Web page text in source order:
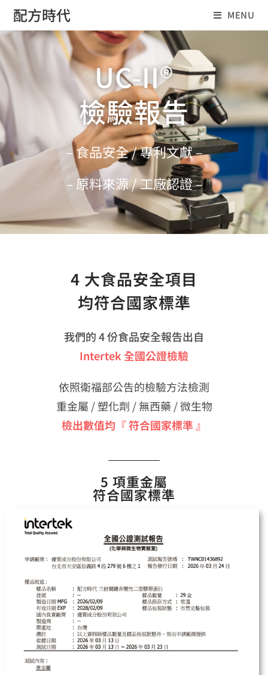
配方時代 MENU
UC-II®
檢驗報告
– 食品安全 / 專利文獻 –
– 原料來源 / 工廠認證 –
4 大食品安全項目
均符合國家標準
我們的 4 份食品安全報告出自
Intertek 全國公證檢驗
依照衛福部公告的檢驗方法檢測
重金屬 / 塑化劑 / 無西藥 / 微生物
檢出數值均『 符合國家標準 』
5 項重金屬
符合國家標準